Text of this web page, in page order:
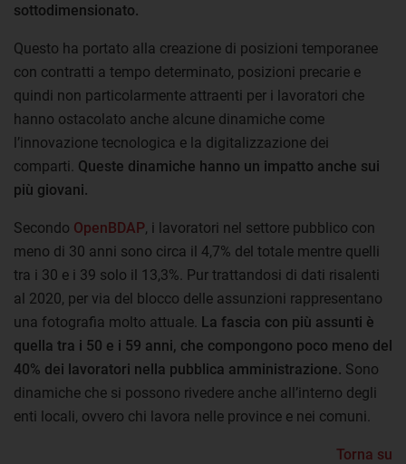
sottodimensionato.
Questo ha portato alla creazione di posizioni temporanee
con contratti a tempo determinato, posizioni precarie e
quindi non particolarmente attraenti per i lavoratori che
hanno ostacolato anche alcune dinamiche come
l’innovazione tecnologica e la digitalizzazione dei
comparti. Queste dinamiche hanno un impatto anche sui
più giovani.
Secondo OpenBDAP, i lavoratori nel settore pubblico con
meno di 30 anni sono circa il 4,7% del totale mentre quelli
tra i 30 e i 39 solo il 13,3%. Pur trattandosi di dati risalenti
al 2020, per via del blocco delle assunzioni rappresentano
una fotografia molto attuale. La fascia con più assunti è
quella tra i 50 e i 59 anni, che compongono poco meno del
40% dei lavoratori nella pubblica amministrazione. Sono
dinamiche che si possono rivedere anche all’interno degli
enti locali, ovvero chi lavora nelle province e nei comuni.
Torna su